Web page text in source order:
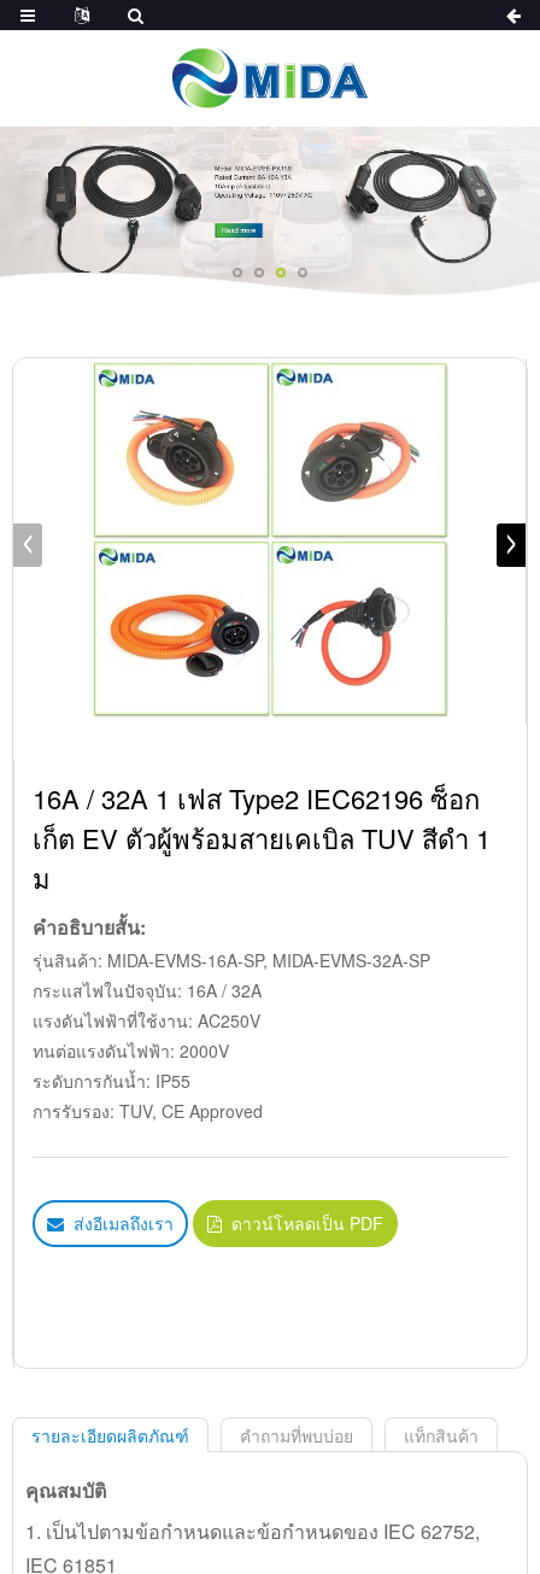
16A / 32A 1 เฟส Type2 IEC62196 ซ็อก
เก็ต EV ตัวผู้พร้อมสายเคเบิล TUV สีดำ 1
ม
คำอธิบายสั้น:
รุ่นสินค้า: MIDA-EVMS-16A-SP, MIDA-EVMS-32A-SP
กระแสไฟในปัจจุบัน: 16A / 32A
แรงดันไฟฟ้าที่ใช้งาน: AC250V
ทนต่อแรงดันไฟฟ้า: 2000V
ระดับการกันน้ำ: IP55
การรับรอง: TUV, CE Approved
ส่งอีเมลถึงเรา ดาวน์โหลดเป็น PDF
รายละเอียดผลิตภัณฑ์ คำถามที่พบบ่อย แท็กสินค้า
คุณสมบัติ
1. เป็นไปตามข้อกำหนดและข้อกำหนดของ IEC 62752,
IEC 61851